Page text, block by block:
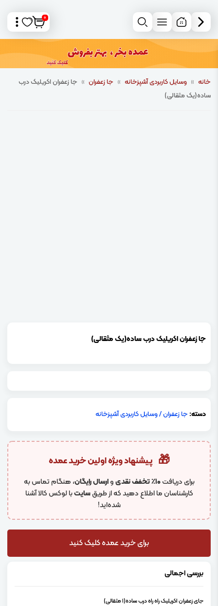
0
خانه » وسایل کاربردی آشپزخانه » جا زعفران » جا زعفران اکریلیک درب
ساده(یک مثقالی)
جا زعفران اکریلیک درب ساده(یک مثقالی)
دسته:جا زعفران/وسایل کاربردی آشپزخانه
🎁 پیشنهاد ویژه اولین خرید عمده
برای دریافت۱۰٪ تخفف نقدی وارسال رایگان، هنگام تماس به
کارشناسان ما اطلاع دهید که از طریقسایتبا لوکس کالا آشنا
شده‌اید!
برای خرید عمده کلیک کنید
بررسی اجمالی
جای زعفران اکریلیک راه راه درب ساده(1 مثقالی)